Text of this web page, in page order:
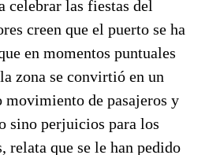
celebrar las fiestas del
creen que el puerto se ha
en momentos puntuales
zona se convirtió en un
movimiento de pasajeros y
sino perjuicios para los
relata que se le han pedido